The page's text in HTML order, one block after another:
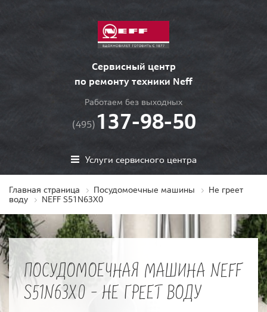
Сервисный центр
по ремонту техники Neff
Работаем без выходных
(495) 137-98-50
Услуги сервисного центра
Главная страница Посудомоечные машины
Не греет
воду
NEFF S51N63X0
ПОСУДОМОЕЧНАЯ МАШИНА NEFF
S51N63X0 - НЕ ГРЕЕТ ВОДУ